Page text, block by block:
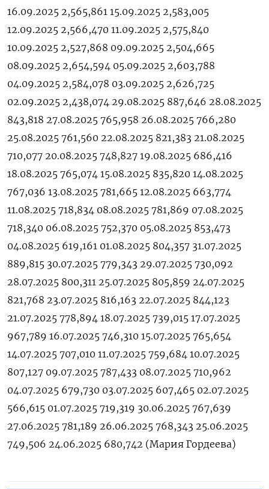
16.09.2025 2,565,861 15.09.2025 2,583,005
12.09.2025 2,566,470 11.09.2025 2,575,840
10.09.2025 2,527,868 09.09.2025 2,504,665
08.09.2025 2,654,594 05.09.2025 2,603,788
04.09.2025 2,584,078 03.09.2025 2,626,725
02.09.2025 2,438,074 29.08.2025 887,646 28.08.2025
843,818 27.08.2025 765,958 26.08.2025 766,280
25.08.2025 761,560 22.08.2025 821,383 21.08.2025
710,077 20.08.2025 748,827 19.08.2025 686,416
18.08.2025 765,074 15.08.2025 835,820 14.08.2025
767,036 13.08.2025 781,665 12.08.2025 663,774
11.08.2025 718,834 08.08.2025 781,869 07.08.2025
718,340 06.08.2025 752,370 05.08.2025 853,473
04.08.2025 619,161 01.08.2025 804,357 31.07.2025
889,815 30.07.2025 779,343 29.07.2025 730,092
28.07.2025 800,311 25.07.2025 805,859 24.07.2025
821,768 23.07.2025 816,163 22.07.2025 844,123
21.07.2025 778,894 18.07.2025 739,015 17.07.2025
967,789 16.07.2025 746,310 15.07.2025 765,654
14.07.2025 707,010 11.07.2025 759,684 10.07.2025
807,127 09.07.2025 787,433 08.07.2025 710,962
04.07.2025 679,730 03.07.2025 607,465 02.07.2025
566,615 01.07.2025 719,319 30.06.2025 767,639
27.06.2025 781,189 26.06.2025 768,343 25.06.2025
749,506 24.06.2025 680,742 (Мария ‌Гордеева)